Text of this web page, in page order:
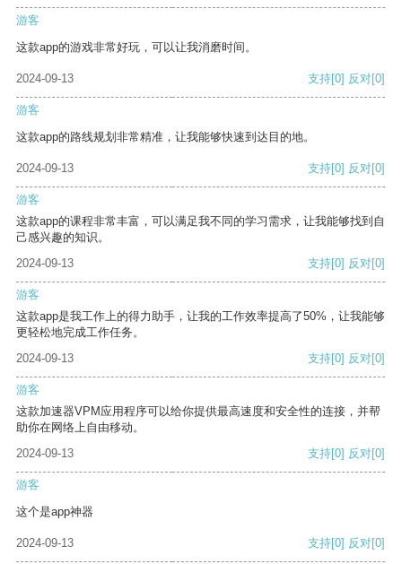
游客
这款app的游戏非常好玩，可以让我消磨时间。
2024-09-13 支持[0] 反对[0]
游客
这款app的路线规划非常精准，让我能够快速到达目的地。
2024-09-13 支持[0] 反对[0]
游客
这款app的课程非常丰富，可以满足我不同的学习需求，让我能够找到自
己感兴趣的知识。
2024-09-13
支持[0] 反对[0]
游客
这款app是我工作上的得力助手，让我的工作效率提高了50%，让我能够
更轻松地完成工作任务。
2024-09-13
支持[0] 反对[0]
游客
这款加速器VPM应用程序可以给你提供最高速度和安全性的连接，并帮
助你在网络上自由移动。
2024-09-13
支持[0] 反对[0]
游客
这个是app神器
2024-09-13 支持[0] 反对[0]